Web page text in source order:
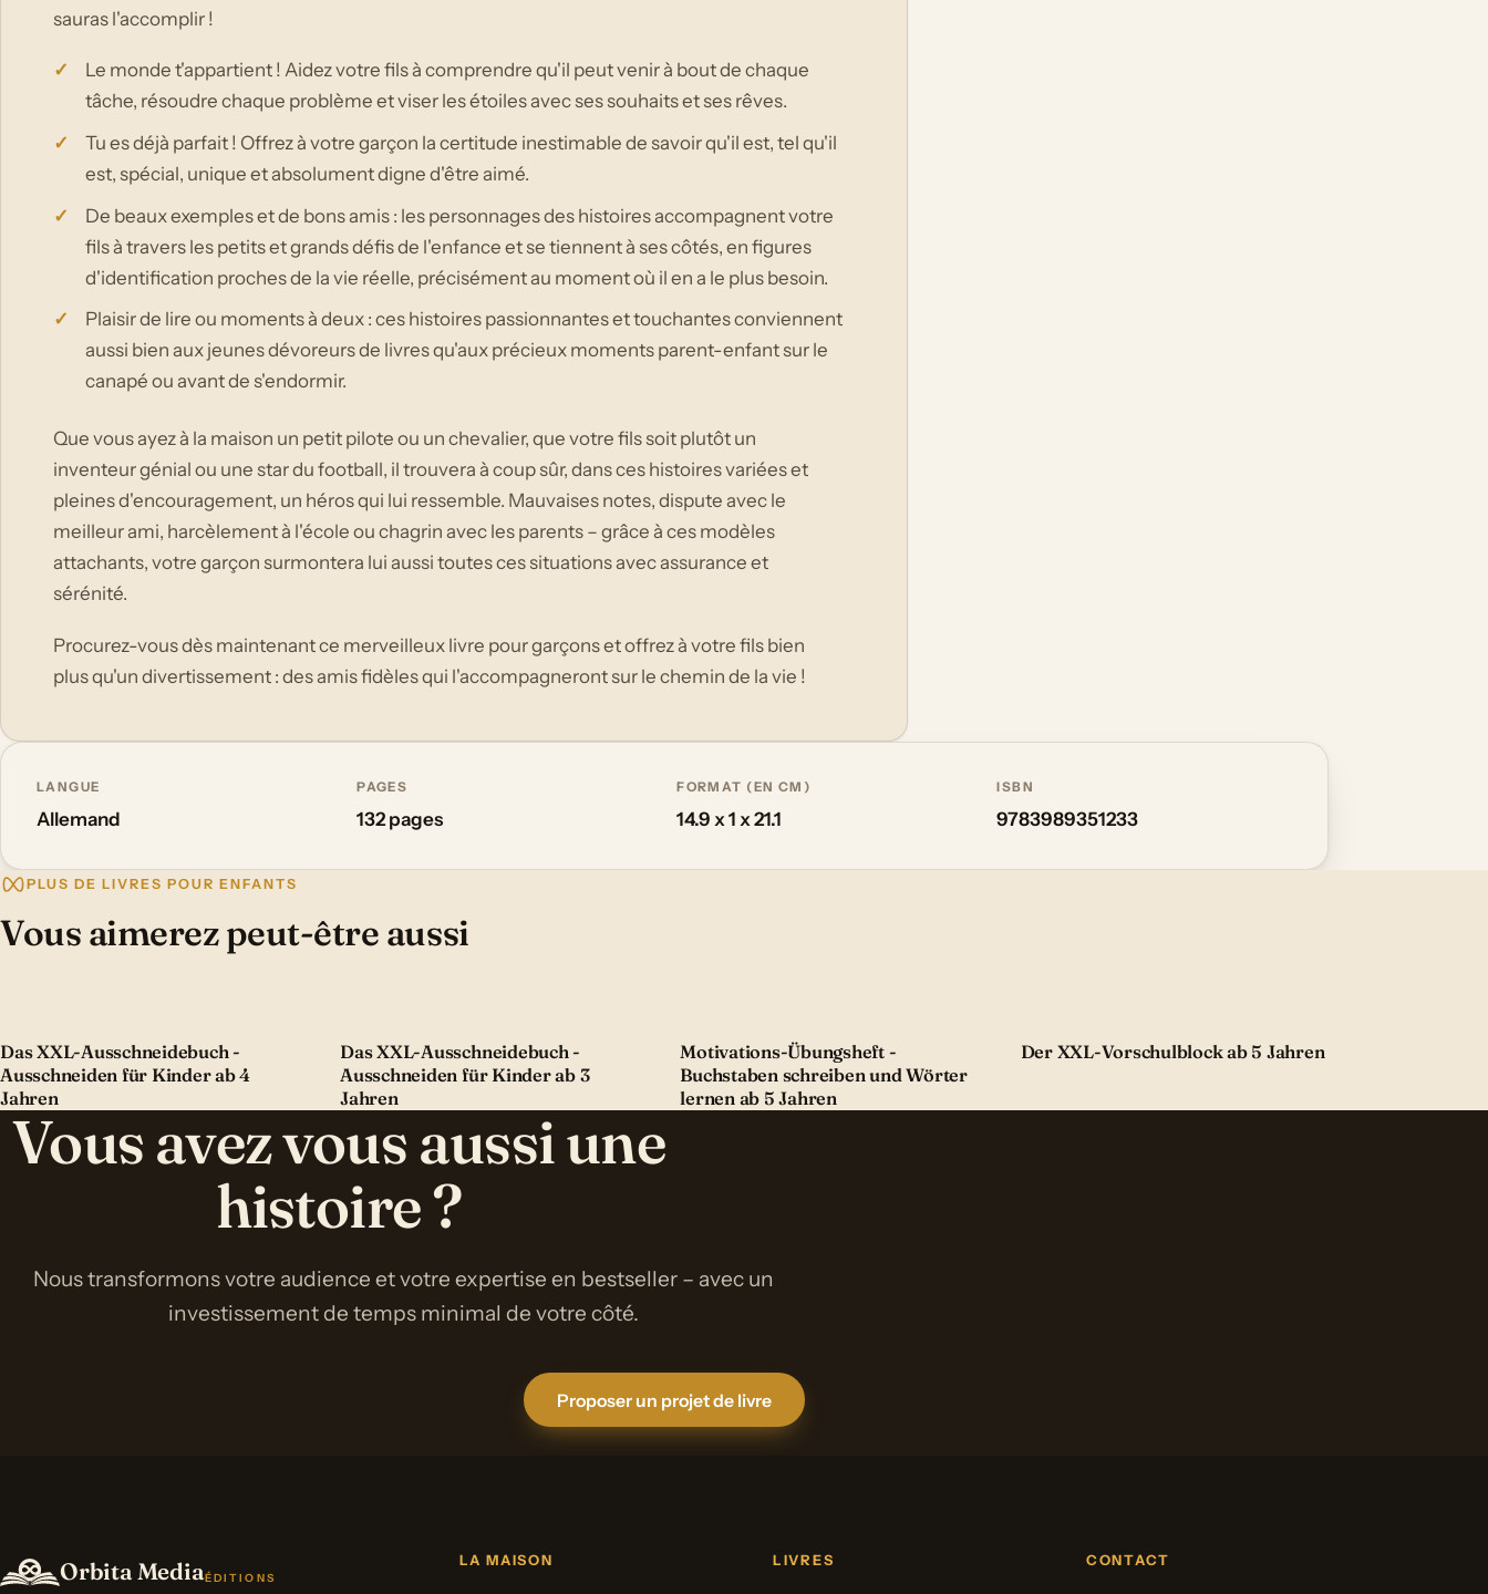
sauras l'accomplir !
Le monde t'appartient ! Aidez votre fils à comprendre qu'il peut venir à bout de chaque
tâche, résoudre chaque problème et viser les étoiles avec ses souhaits et ses rêves.
Tu es déjà parfait ! Offrez à votre garçon la certitude inestimable de savoir qu'il est, tel qu'il
est, spécial, unique et absolument digne d'être aimé.
De beaux exemples et de bons amis : les personnages des histoires accompagnent votre
fils à travers les petits et grands défis de l'enfance et se tiennent à ses côtés, en figures
d'identification proches de la vie réelle, précisément au moment où il en a le plus besoin.
Plaisir de lire ou moments à deux : ces histoires passionnantes et touchantes conviennent
aussi bien aux jeunes dévoreurs de livres qu'aux précieux moments parent-enfant sur le
canapé ou avant de s'endormir.
Que vous ayez à la maison un petit pilote ou un chevalier, que votre fils soit plutôt un
inventeur génial ou une star du football, il trouvera à coup sûr, dans ces histoires variées et
pleines d'encouragement, un héros qui lui ressemble. Mauvaises notes, dispute avec le
meilleur ami, harcèlement à l'école ou chagrin avec les parents – grâce à ces modèles
attachants, votre garçon surmontera lui aussi toutes ces situations avec assurance et
sérénité.
Procurez-vous dès maintenant ce merveilleux livre pour garçons et offrez à votre fils bien
plus qu'un divertissement : des amis fidèles qui l'accompagneront sur le chemin de la vie !
LANGUE
Allemand
PAGES
132 pages
FORMAT (EN CM)
14.9 x 1 x 21.1
ISBN
9783989351233
PLUS DE LIVRES POUR ENFANTS
Vous aimerez peut-être aussi
Das XXL-Ausschneidebuch -
Ausschneiden für Kinder ab 4
Jahren
Das XXL-Ausschneidebuch -
Ausschneiden für Kinder ab 3
Jahren
Motivations-Übungsheft -
Buchstaben schreiben und Wörter
lernen ab 5 Jahren
Der XXL-Vorschulblock ab 5 Jahren
Vous avez vous aussi une
histoire ?
Nous transformons votre audience et votre expertise en bestseller – avec un
investissement de temps minimal de votre côté.
Proposer un projet de livre
Orbita MediaÉDITIONS
LA MAISON LIVRES CONTACT